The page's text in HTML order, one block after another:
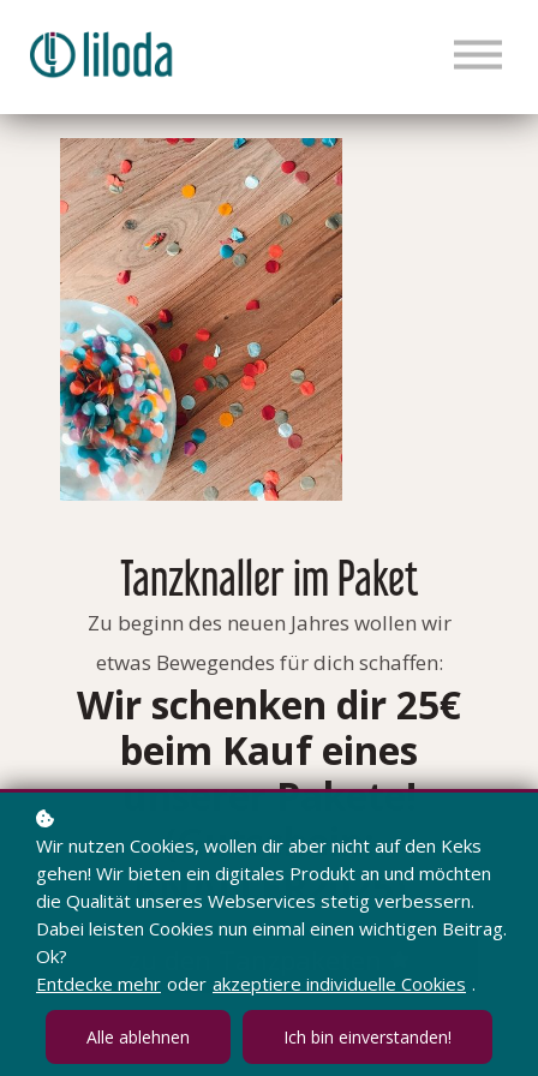
HOME
PRODUKTE
TANZWISSEN
KONTAKT
BLOG
LOGIN
Tanzknaller im Paket
Zu beginn des neuen Jahres wollen wir
etwas Bewegendes für dich schaffen:
Wir schenken dir 25€
beim Kauf eines
unserer Pakete!
(Gutschein:
KNALLER2025)
Wir nutzen Cookies, wollen dir aber nicht auf den Keks
gehen! Wir bieten ein digitales Produkt an und möchten
die Qualität unseres Webservices stetig verbessern.
Dabei leisten Cookies nun einmal einen wichtigen Beitrag.
Ok?
Entdecke mehr oder akzeptiere individuelle Cookies .
Alle ablehnen Ich bin einverstanden!